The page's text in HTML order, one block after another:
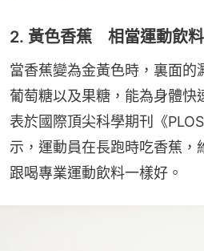
2. 黃色香蕉 相當運動飲
當香蕉變為金黃色時，裏面的
葡萄糖以及果糖，能為身體快
表於國際頂尖科學期刊《
示，運動員在長跑時吃香蕉，
跟喝專業運動飲料一樣好。